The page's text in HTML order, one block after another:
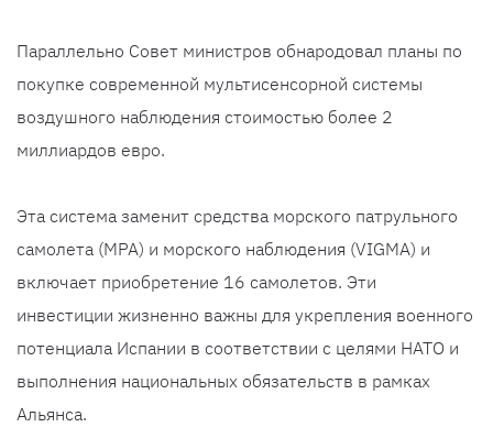
Параллельно Совет министров обнародовал планы по
покупке современной мультисенсорной системы
воздушного наблюдения стоимостью более 2
миллиардов евро.
Эта система заменит средства морского патрульного
самолета (MPA) и морского наблюдения (VIGMA) и
включает приобретение 16 самолетов. Эти
инвестиции жизненно важны для укрепления военного
потенциала Испании в соответствии с целями НАТО и
выполнения национальных обязательств в рамках
Альянса.